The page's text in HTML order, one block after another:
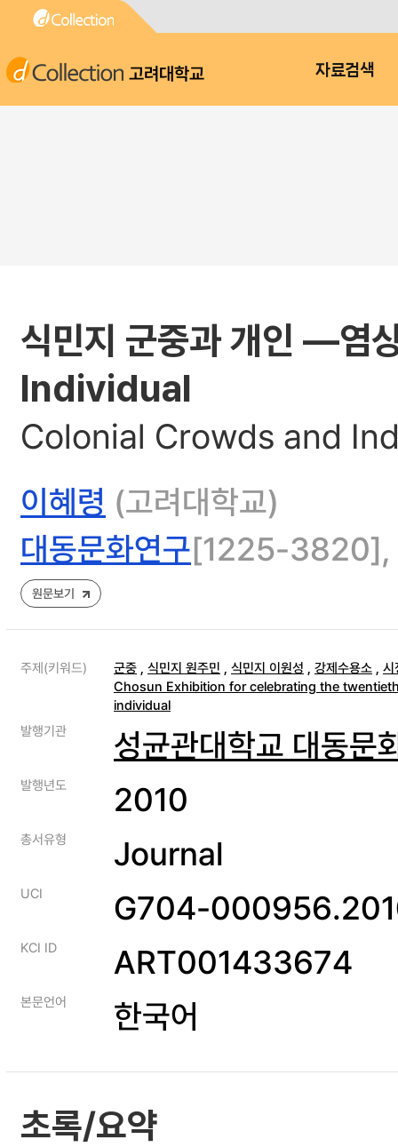
고려대학교 자료검색
식민지 군중과 개인 ―염
Individual
Colonial Crowds and
이혜령 (고려대학교)
대동문화연구[1225-
원문보기
주제(키워드) 군중 , 식민지 원주민 , 식민지 이원성 , 강제수용소 , 시
Chosun Exhibition for celebrating the
individual
발행기관
성균관대학교 대동문
발행년도 2010
총서유형 Journal
UCI G704-
KCI ID ART001433674
본문언어 한국어
초록/요약